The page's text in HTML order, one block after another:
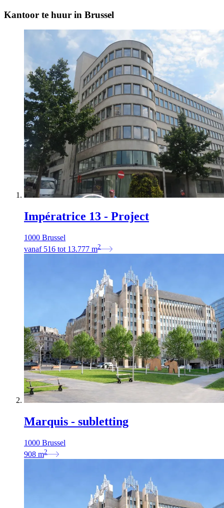
Kantoor te huur in Brussel
Impératrice 13 - Project
1000 Brussel
vanaf 516 tot 13.777 m2
Marquis - subletting
1000 Brussel
908 m2